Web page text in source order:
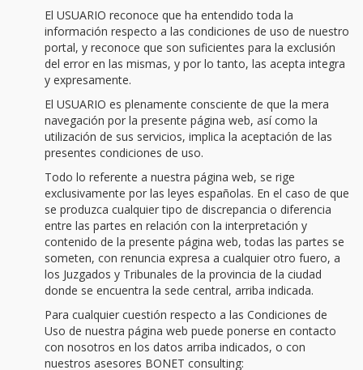
El USUARIO reconoce que ha entendido toda la
información respecto a las condiciones de uso de nuestro
portal, y reconoce que son suficientes para la exclusión
del error en las mismas, y por lo tanto, las acepta integra
y expresamente.
El USUARIO es plenamente consciente de que la mera
navegación por la presente página web, así como la
utilización de sus servicios, implica la aceptación de las
presentes condiciones de uso.
Todo lo referente a nuestra página web, se rige
exclusivamente por las leyes españolas. En el caso de que
se produzca cualquier tipo de discrepancia o diferencia
entre las partes en relación con la interpretación y
contenido de la presente página web, todas las partes se
someten, con renuncia expresa a cualquier otro fuero, a
los Juzgados y Tribunales de la provincia de la ciudad
donde se encuentra la sede central, arriba indicada.
Para cualquier cuestión respecto a las Condiciones de
Uso de nuestra página web puede ponerse en contacto
con nosotros en los datos arriba indicados, o con
nuestros asesores BONET consulting: